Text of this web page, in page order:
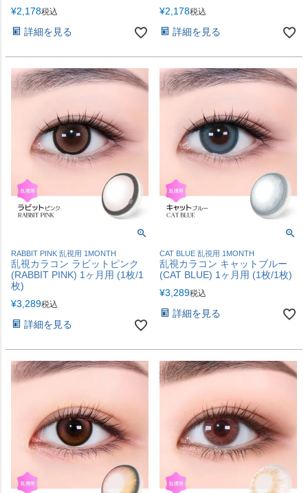
¥2,178税込
詳細を見る
¥2,178税込
詳細を見る
RABBIT PINK 乱視用 1MONTH
乱視カラコン ラビットピンク
(RABBIT PINK) 1ヶ月用 (1枚/1
枚)
¥3,289税込
詳細を見る
CAT BLUE 乱視用 1MONTH
乱視カラコン キャットブルー
(CAT BLUE) 1ヶ月用 (1枚/1枚)
¥3,289税込
詳細を見る